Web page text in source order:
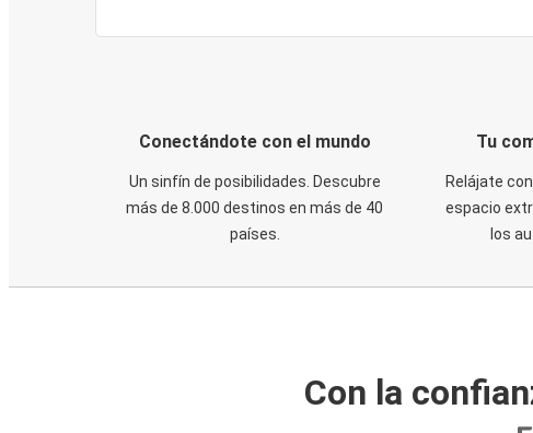
Conectándote con el mundo
Un sinfín de posibilidades. Descubre
más de 8.000 destinos en más de 40
países.
Tu
Relájate
espacio
los
Con la